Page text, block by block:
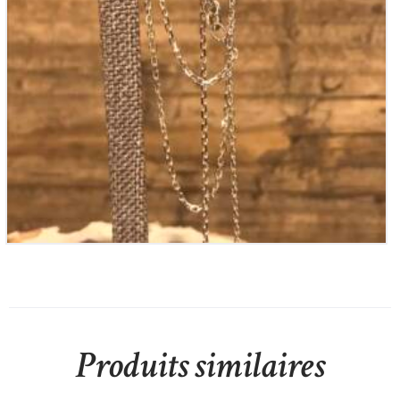
Chaine en Argent
40€
Produits similaires